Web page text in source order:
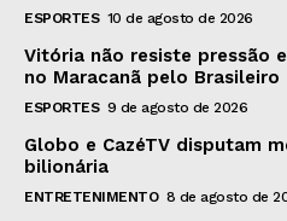
ESPORTES 10 de agosto de 2026
Vitória não resiste pressão
no Maracanã pelo Brasileiro
ESPORTES 9 de agosto de 2026
Globo e CazéTV disputam
bilionária
ENTRETENIMENTO 8 de agosto de